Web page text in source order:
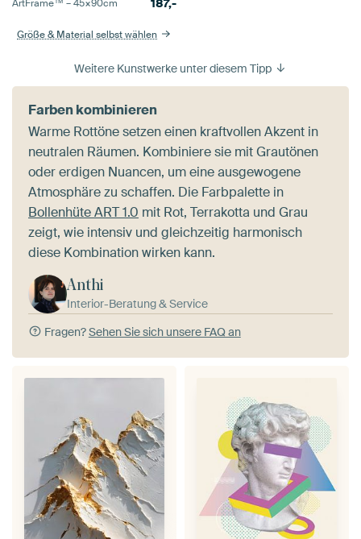
ArtFrame™ –45×90cm 187,-
Größe & Material selbst wählen
Weitere Kunstwerke unter diesem Tipp
Farben kombinieren
Warme Rottöne setzen einen kraftvollen Akzent in
neutralen Räumen. Kombiniere sie mit Grautönen
oder erdigen Nuancen, um eine ausgewogene
Atmosphäre zu schaffen. Die Farbpalette in
Bollenhüte ART 1.0 mit Rot, Terrakotta und Grau
zeigt, wie intensiv und gleichzeitig harmonisch
diese Kombination wirken kann.
Anthi
Interior-Beratung & Service
Fragen?Sehen Sie sich unsere FAQ an